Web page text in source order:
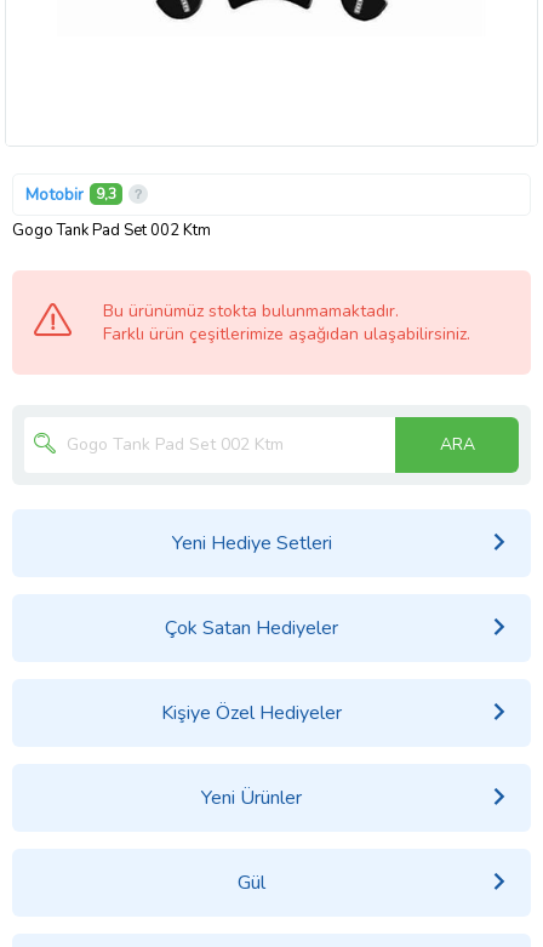
Motobir 9,3
Gogo Tank Pad Set 002 Ktm
Bu ürünümüz stokta bulunmamaktadır.
Farklı ürün çeşitlerimize aşağıdan ulaşabilirsiniz.
ARA
Yeni Hediye Setleri
Çok Satan Hediyeler
Kişiye Özel Hediyeler
Yeni Ürünler
Gül